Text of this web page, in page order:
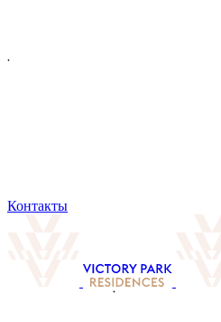
Контакты